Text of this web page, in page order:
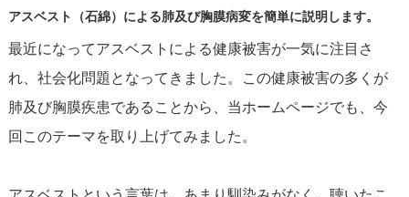
アスベスト（石綿）による肺及び胸膜病変を簡単に説明します。
最近になってアスベストによる健康被害が一気に注目さ
れ、社会化問題となってきました。この健康被害の多くが
肺及び胸膜疾患であることから、当ホームページでも、今
回このテーマを取り上げてみました。